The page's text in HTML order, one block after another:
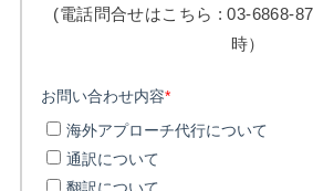
(電話問合せはこちら : 03-6868-
時）